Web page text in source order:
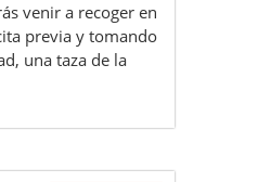
venir a recoger en
previa y tomando
una taza de la